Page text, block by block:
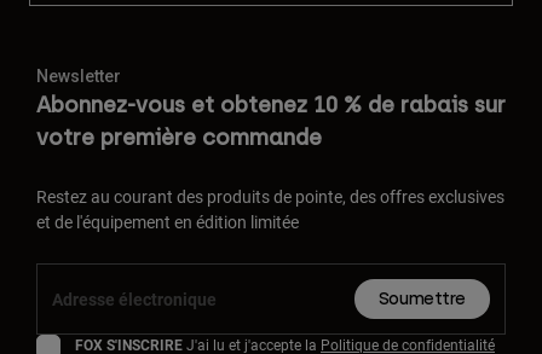
Newsletter
Abonnez-vous et obtenez 10 % de rabais sur
votre première commande
Restez au courant des produits de pointe, des offres exclusives
et de l'équipement en édition limitée
Soumettre
FOX S'INSCRIREJ'ai lu et j'accepte la Politique de confidentialité